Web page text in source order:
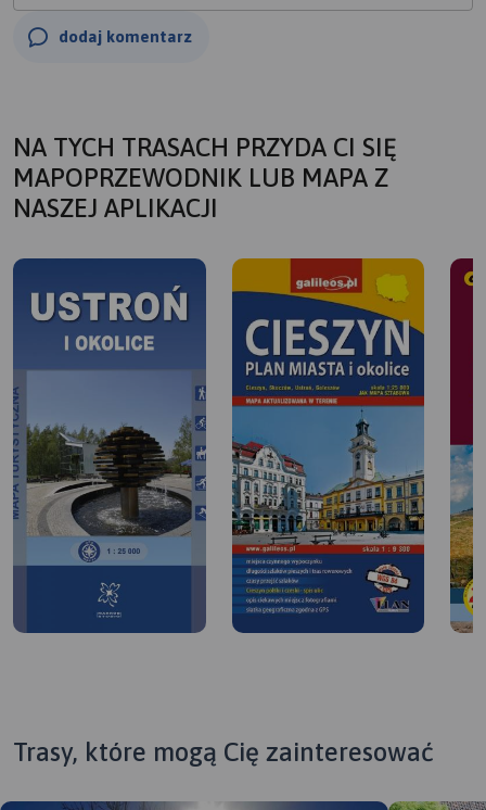
dodaj komentarz
NA TYCH TRASACH PRZYDA CI SIĘ
MAPOPRZEWODNIK LUB MAPA Z
NASZEJ APLIKACJI
Trasy, które mogą Cię zainteresować